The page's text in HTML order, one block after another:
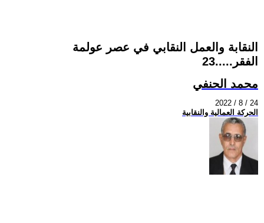
النقابة والعمل النقابي في عصر عولمة
الفقر.....23
محمد الحنفي
2022 / 8 / 24
الحركة العمالية والنقابية